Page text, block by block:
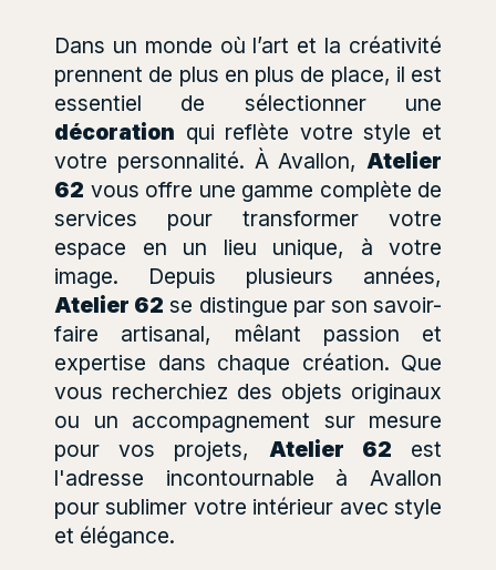
Dans un monde où l’art et la créativité
prennent de plus en plus de place, il est
essentiel de sélectionner une
décoration qui reflète votre style et
votre personnalité. À Avallon, Atelier
62 vous offre une gamme complète de
services pour transformer votre
espace en un lieu unique, à votre
image. Depuis plusieurs années,
Atelier 62 se distingue par son savoir-
faire artisanal, mêlant passion et
expertise dans chaque création. Que
vous recherchiez des objets originaux
ou un accompagnement sur mesure
pour vos projets, Atelier 62 est
l'adresse incontournable à Avallon
pour sublimer votre intérieur avec style
et élégance.